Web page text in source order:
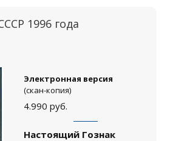
1996 года
Электронная версия
(скан-копия)
4.990 руб.
Настоящий Гознак